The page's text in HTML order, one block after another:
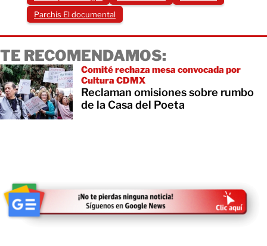
Parchis El documental
TE RECOMENDAMOS:
Comité rechaza mesa convocada por
Cultura CDMX
Reclaman omisiones sobre rumbo
de la Casa del Poeta